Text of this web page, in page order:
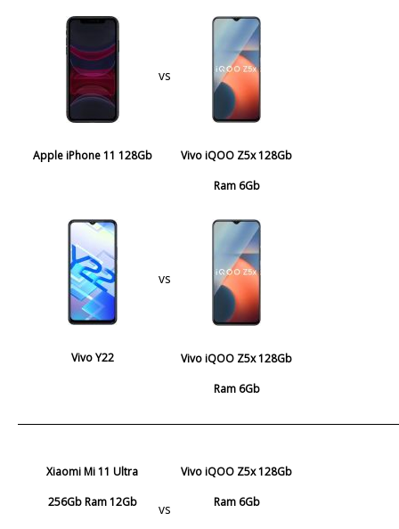
Apple iPhone 11 128Gb
vs
Vivo iQOO Z5x 128Gb
Ram 6Gb
Vivo Y22
vs
Vivo iQOO Z5x 128Gb
Ram 6Gb
Xiaomi Mi 11 Ultra
256Gb Ram 12Gb
vs
Vivo iQOO Z5x 128Gb
Ram 6Gb